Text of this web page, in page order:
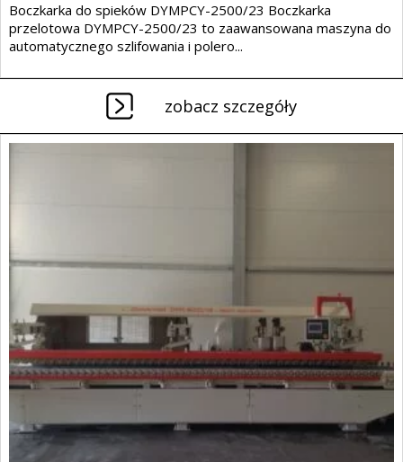
Boczkarka do spieków DYMPCY-2500/23 Boczkarka
przelotowa DYMPCY-2500/23 to zaawansowana maszyna do
automatycznego szlifowania i polero...
zobacz szczegóły